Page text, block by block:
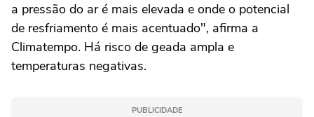
a pressão do ar é mais elevada e onde o potencial
de resfriamento é mais acentuado", afirma a
Climatempo. Há risco de geada ampla e
temperaturas negativas.
PUBLICIDADE